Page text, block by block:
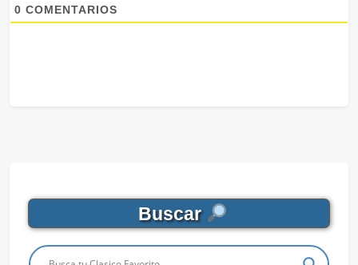
0 COMENTARIOS
Buscar